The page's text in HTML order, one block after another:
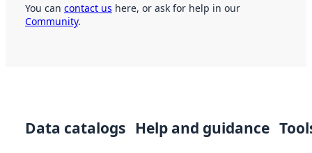
You can contact us here, or ask for help in our
Community.
Data catalogs Help and guidance